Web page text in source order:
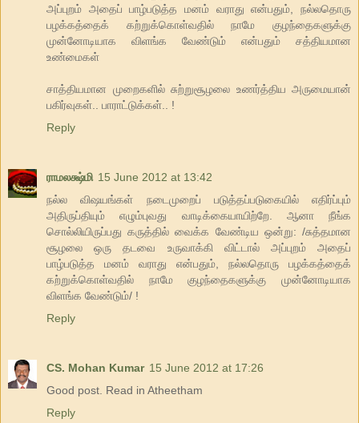
அப்புறம் அதைப் பாழ்படுத்த மனம் வராது என்பதும், நல்லதொரு
பழக்கத்தைக் கற்றுக்கொள்வதில் நாமே குழந்தைகளுக்கு
முன்னோடியாக விளங்க வேண்டும் என்பதும் சத்தியமான
உண்மைகள்
சாத்தியமான முறைகளில் சுற்றுசூழலை உணர்த்திய அருமையான்
பகிர்வுகள்.. பாராட்டுக்கள்.. !
Reply
ராமலக்ஷ்மி 15 June 2012 at 13:42
நல்ல விஷயங்கள் நடைமுறைப் படுத்தப்படுகையில் எதிர்ப்பும்
அதிருப்தியும் எழும்புவது வாடிக்கையாயிற்றே. ஆனா நீங்க
சொல்லியிருப்பது கருத்தில் வைக்க வேண்டிய ஒன்று: /சுத்தமான
சூழலை ஒரு தடவை உருவாக்கி விட்டால் அப்புறம் அதைப்
பாழ்படுத்த மனம் வராது என்பதும், நல்லதொரு பழக்கத்தைக்
கற்றுக்கொள்வதில் நாமே குழந்தைகளுக்கு முன்னோடியாக
விளங்க வேண்டும்/ !
Reply
CS. Mohan Kumar 15 June 2012 at 17:26
Good post. Read in Atheetham
Reply